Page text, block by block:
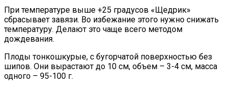
При температуре выше +25 градусов «Щедрик»
сбрасывает завязи. Во избежание этого нужно снижать
температуру. Делают это чаще всего методом
дождевания.
Плоды тонкошкурые, с бугорчатой поверхностью без
шипов. Они вырастают до 10 см, объем – 3-4 см, масса
одного – 95-100 г.